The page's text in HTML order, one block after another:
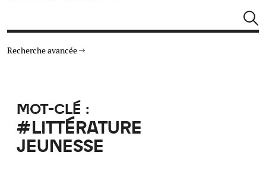
Recherche avancée
TYPE DE RESSOURCES
MATÉRIAUX
MOT-CLÉ :
#LITTÉRATURE
JEUNESSE